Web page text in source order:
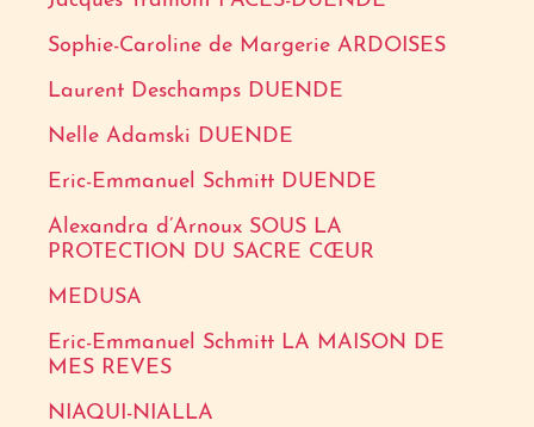
Sophie-Caroline de Margerie ARDOISES
Laurent Deschamps DUENDE
Nelle Adamski DUENDE
Eric-Emmanuel Schmitt DUENDE
Alexandra d’Arnoux SOUS LA
PROTECTION DU SACRE CŒUR
MEDUSA
Eric-Emmanuel Schmitt LA MAISON DE
MES REVES
NIAQUI-NIALLA